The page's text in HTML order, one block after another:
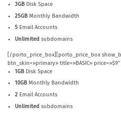
3GBDisk Space
25GBMonthly Bandwidth
5Email Accounts
Unlimited subdomains
[/porto_price_box][porto_price_box
btn_skin=»primary» title=»BASIC»
1GBDisk Space
10GBMonthly Bandwidth
2Email Accounts
Unlimited subdomains